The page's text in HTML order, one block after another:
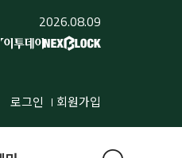
2026.08.09
로그인 회원가입